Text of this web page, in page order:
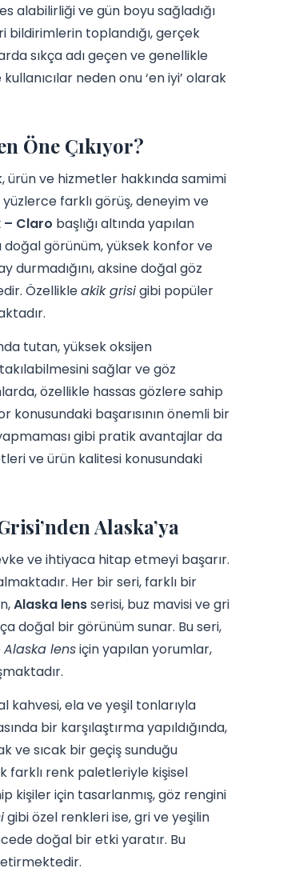
alabilirliği ve gün boyu sağladığı
toplandığı, gerçek
sıkça adı geçen ve genellikle
neden onu ‘en iyi’ olarak
Öne Çıkıyor?
ürün ve hizmetler hakkında samimi
farklı görüş, deneyim ve
– Claro başlığı altında yapılan
doğal görünüm, yüksek konfor ve
durmadığını, aksine doğal göz
Özellikleakik grisigibi popüler
tutan, yüksek oksijen
sağlar ve göz
özellikle hassas gözlere sahip
başarısının önemli bir
gibi pratik avantajlar da
ve ürün kalitesi konusundaki
Alaska’ya
ve ihtiyaca hitap etmeyi başarır.
Her bir seri, farklı bir
Alaska lensserisi, buz mavisi ve gri
doğal bir görünüm sunar. Bu seri,
Alaska lensiçin yapılan yorumlar,
kahvesi, ela ve yeşil tonlarıyla
bir karşılaştırma yapıldığında,
ve sıcak bir geçiş sunduğu
farklı renk paletleriyle kişisel
kişiler için tasarlanmış, göz rengini
gibi özel renkleri ise, gri ve yeşilin
doğal bir etki yaratır. Bu